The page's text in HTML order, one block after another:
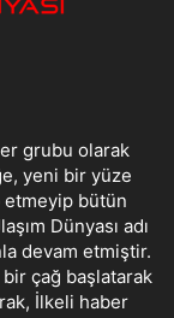
grubu olarak
yeni bir yüze
bütün
Dünyası adı
devam etmiştir.
bir çağ başlatarak
İlkeli haber